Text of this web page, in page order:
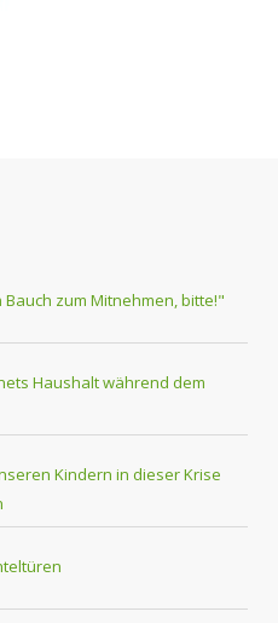
zum Mitnehmen, bitte!"
Haushalt während dem
Kindern in dieser Krise